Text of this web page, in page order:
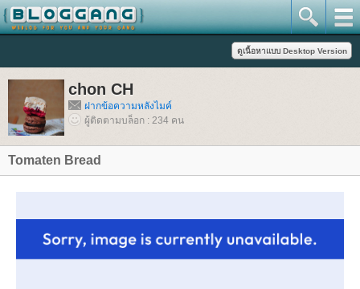
chon CH
ฝากข้อความหลังไมค์
ผู้ติดตามบล็อก : 234 คน
Tomaten Bread